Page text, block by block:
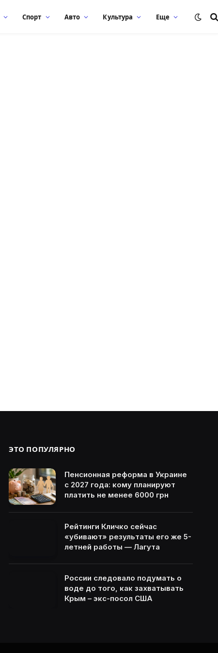
Спорт Авто Культура Еще
ЭТО ПОПУЛЯРНО
Пенсионная реформа в Украине
с 2027 года: кому планируют
платить не менее 6000 грн
Рейтинги Кличко сейчас
«убивают» результаты его же 5-
летней работы — Лагута
России следовало подумать о
воде до того, как захватывать
Крым – экс-посол США